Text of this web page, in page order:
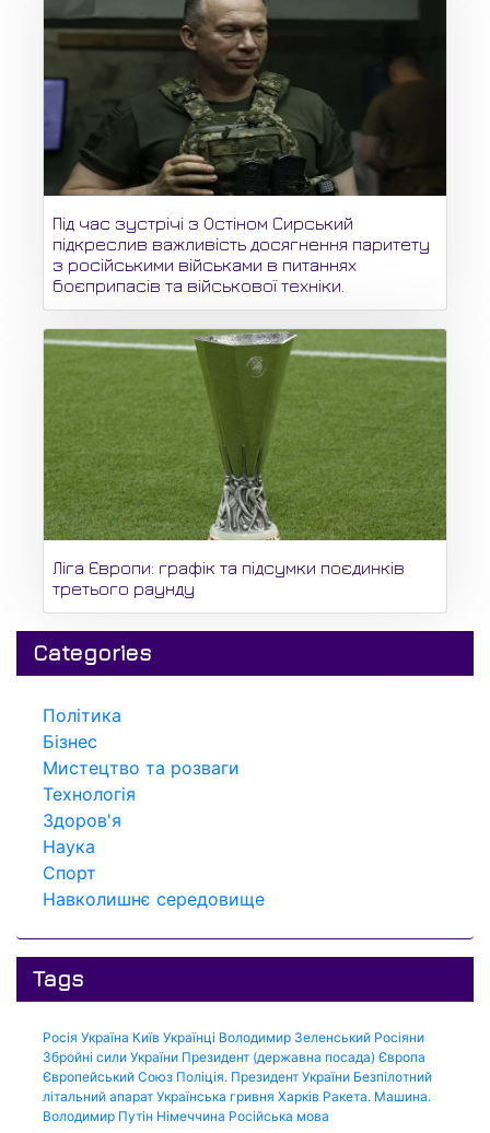
Під час зустрічі з Остіном Сирський
підкреслив важливість досягнення паритету
з російськими військами в питаннях
боєприпасів та військової техніки.
Ліга Європи: графік та підсумки поєдинків
третього раунду
Categories
Політика
Бізнес
Мистецтво та розваги
Технологія
Здоров'я
Наука
Спорт
Навколишнє середовище
Tags
Росія Україна Київ Українці Володимир Зеленський Росіяни
Збройні сили України Президент (державна посада) Європа
Європейський Союз Поліція. Президент України Безпілотний
літальний апарат Українська гривня Харків Ракета. Машина.
Володимир Путін Німеччина Російська мова